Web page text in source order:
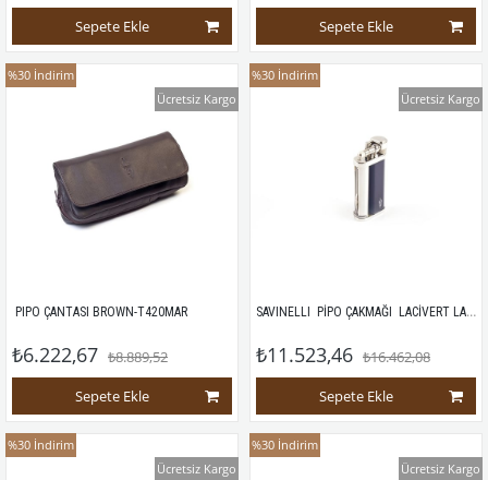
Sepete Ekle
Sepete Ekle
PIPO ÇANTASI BROWN-T420MAR
₺6.222,67 ₺8.889,52
Sepete Ekle
%30 İndirim
Ücretsiz Kargo
SAVINELLI  PİPO ÇAKMAĞI  LACİVERT LAKE
₺11.523,46 ₺16.462,08
Sepete Ekle
%30 İndirim
Ücretsiz Kargo
%30 İndirim
Ücretsiz Kargo
%30 İndirim
Ücretsiz Kargo